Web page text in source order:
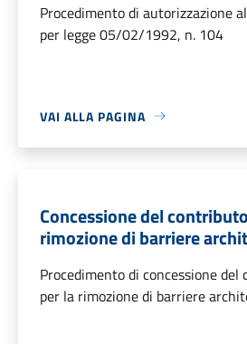
Procedimento di autorizzazione
per legge 05/02/1992, n. 104
VAI ALLA PAGINA
Concessione del
rimozione di barriere
Procedimento di concessione
per la rimozione di barriere